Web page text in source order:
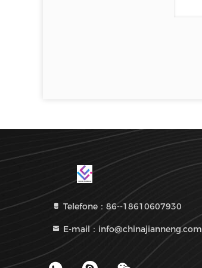
Telefone：86--18610607930
E-mail：info@chinajianneng.com